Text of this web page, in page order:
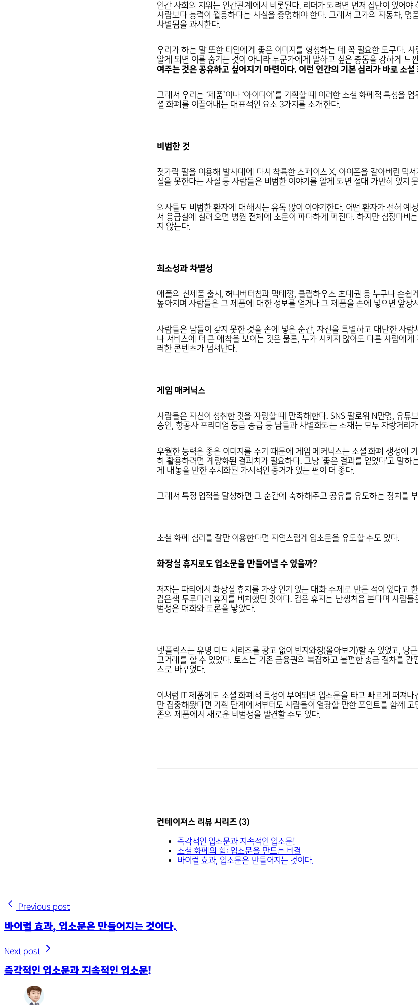
인간 사회의 지위는 인간관계에서 비롯된다. 리더가 되려면 먼저 집단이 있어
사람보다 능력이 월등하다는 사실을 증명해야 한다. 그래서 고가의 자동차, 명
차별됨을 과시한다.
우리가 하는 말 또한 타인에게 좋은 이미지를 형성하는 데 꼭 필요한 도구다.
알게 되면 이를 숨기는 것이 아니라 누군가에게 말하고 싶은 충동을 강하게 느
여주는 것은 공유하고 싶어지기 마련이다. 이런 인간의 기본 심리가 바로 소셜
그래서 우리는 ‘제품’이나 ‘아이디어’를 기획할 때 이러한 소셜 화폐적 특성을
셜 화폐를 이끌어내는 대표적인 요소 3가지를 소개한다.
비범한 것
젓가락 팔을 이용해 발사대에 다시 착륙한 스페이스 X, 아이폰을 갈아버린 믹
질을 못한다는 사실 등 사람들은 비범한 이야기를 알게 되면 절대 가만히 있지
의사들도 비범한 환자에 대해서는 유독 많이 이야기한다. 어떤 환자가 전혀 예
서 응급실에 실려 오면 병원 전체에 소문이 파다하게 퍼진다. 하지만 심장마비
지 않는다.
희소성과 차별성
애플의 신제품 출시, 허니버터칩과 먹태깡, 클럽하우스 초대권 등 누구나 손쉽
높아지며 사람들은 그 제품에 대한 정보를 얻거나 그 제품을 손에 넣으면 앞장
사람들은 남들이 갖지 못한 것을 손에 넣은 순간, 자신을 특별하고 대단한 사람
나 서비스에 더 큰 애착을 보이는 것은 물론, 누가 시키지 않아도 다른 사람에
러한 콘텐츠가 넘쳐난다.
게임 매커닉스
사람들은 자신이 성취한 것을 자랑할 때 만족해한다. SNS 팔로워 N만명, 유튜
승인, 항공사 프리미엄 등급 승급 등 남들과 차별화되는 소재는 모두 자랑거리
우월한 능력은 좋은 이미지를 주기 때문에 게임 메커닉스는 소셜 화폐 생성에
히 활용하려면 계량화된 결과치가 필요하다. 그냥 '좋은 결과를 얻었다'고 말하
게 내놓을 만한 수치화된 가시적인 증거가 있는 편이 더 좋다.
그래서 특정 업적을 달성하면 그 순간에 축하해주고 공유를 유도하는 장치를
소셜 화폐 심리를 잘만 이용한다면 자연스럽게 입소문을 유도할 수도 있다.
화장실 휴지로도 입소문을 만들어낼 수 있을까?
저자는 파티에서 화장실 휴지를 가장 인기 있는 대화 주제로 만든 적이 있다고
검은색 두루마리 휴지를 비치했던 것이다. 검은 휴지는 난생처음 본다며 사람들
범성은 대화와 토론을 낳았다.
넷플릭스는 유명 미드 시리즈를 광고 없이 빈지와칭(몰아보기)할 수 있었고, 당
고거래를 할 수 있었다. 토스는 기존 금융권의 복잡하고 불편한 송금 절차를 간
스로 바꾸었다.
이처럼 IT 제품에도 소셜 화폐적 특성이 부여되면 입소문을 타고 빠르게 퍼져나
만 집중해왔다면 기획 단계에서부터도 사람들이 열광할 만한 포인트를 함께 고
존의 제품에서 새로운 비범성을 발견할 수도 있다.
컨테이저스 리뷰 시리즈 (3)
즉각적인 입소문과 지속적인 입소문!
소셜 화폐의 힘: 입소문을 만드는 비결
바이럴 효과, 입소문은 만들어지는 것이다.
Previous post
바이럴 효과, 입소문은 만들어지는 것이다.
Next post
즉각적인 입소문과 지속적인 입소문!